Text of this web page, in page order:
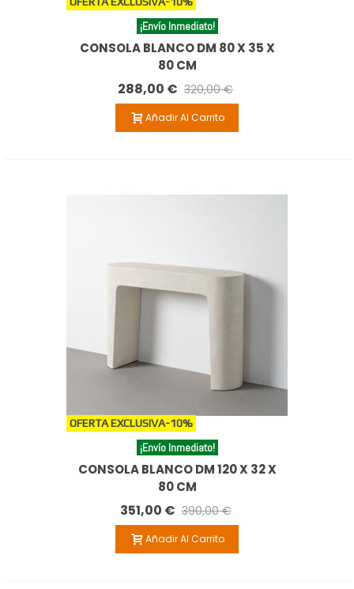
¡Envío Inmediato!
CONSOLA BLANCO DM 80 X 35 X
80 CM
288,00 € 320,00 €
Añadir Al Carrito
OFERTA EXCLUSIVA-10%
¡Envío Inmediato!
CONSOLA BLANCO DM 120 X 32 X
80 CM
351,00 € 390,00 €
Añadir Al Carrito